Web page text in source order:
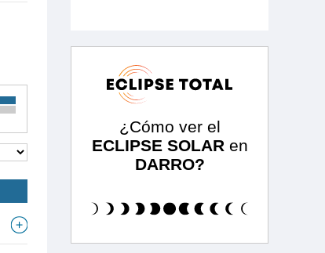
¿Cómo ver el
ECLIPSE SOLAR en
DARRO?